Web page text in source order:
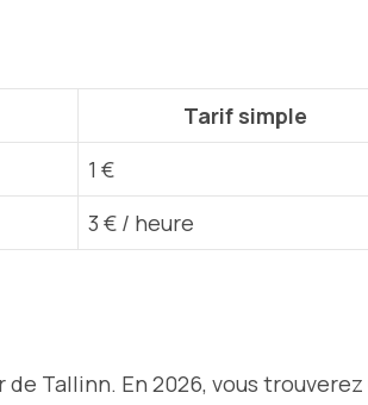
Tarif simple
1 €
3 € / heure
Tallinn. En 2026, vous